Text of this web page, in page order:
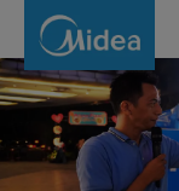
Buy.Win.Fly
Midea
Indonesia